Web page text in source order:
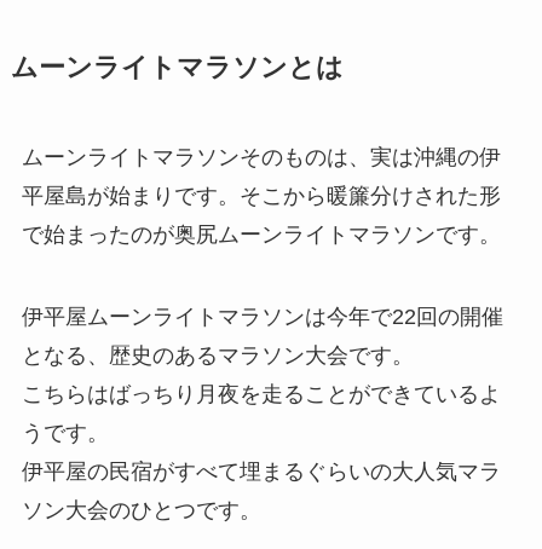
ムーンライトマラソンとは
ムーンライトマラソンそのものは、実は沖縄の伊
平屋島が始まりです。そこから暖簾分けされた形
で始まったのが奥尻ムーンライトマラソンです。
伊平屋ムーンライトマラソンは今年で22回の開催
となる、歴史のあるマラソン大会です。
こちらはばっちり月夜を走ることができているよ
うです。
伊平屋の民宿がすべて埋まるぐらいの大人気マラ
ソン大会のひとつです。